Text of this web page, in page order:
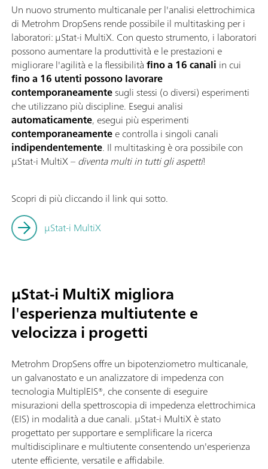
Un nuovo strumento multicanale per l'analisi elettrochimica
di Metrohm DropSens rende possibile il multitasking per i
laboratori: μStat-i MultiX. Con questo strumento, i laboratori
possono aumentare la produttività e le prestazioni e
migliorare l'agilità e la flessibilitàfino a 16 canali in cui
fino a 16 utenti possono lavorare
contemporaneamentesugli stessi (o diversi) esperimenti
che utilizzano più discipline. Esegui analisi
automaticamente, esegui più esperimenti
contemporaneamentee controlla i singoli canali
indipendentemente. Il multitasking è ora possibile con
μStat-i MultiX –diventa multi in tutti gli aspetti!
Scopri di più cliccando il link qui sotto.
μStat-i MultiX
µStat-i MultiX migliora
l'esperienza multiutente e
velocizza i progetti
Metrohm DropSens offre un bipotenziometro multicanale,
un galvanostato e un analizzatore di impedenza con
tecnologia MultiplEIS®, che consente di eseguire
misurazioni della spettroscopia di impedenza elettrochimica
(EIS) in modalità a due canali. µStat-i MultiX è stato
progettato per supportare e semplificare la ricerca
multidisciplinare e multiutente consentendo un'esperienza
utente efficiente, versatile e affidabile.